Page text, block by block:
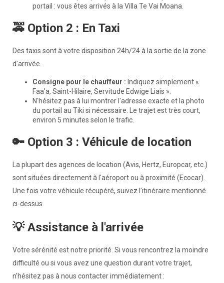
portail : vous êtes arrivés à la Villa Te Vai Moana.
🚕 Option 2 : En Taxi
Des taxis sont à votre disposition 24h/24 à la sortie de la zone
d'arrivée.
Consigne pour le chauffeur : Indiquez simplement «
Faa'a, Saint-Hilaire, Servitude Edwige Liais ».
N'hésitez pas à lui montrer l'adresse exacte et la photo
du portail au Tiki si nécessaire. Le trajet est très court,
environ 5 minutes selon le trafic.
🔑 Option 3 : Véhicule de location
La plupart des agences de location (Avis, Hertz, Europcar, etc.)
sont situées directement à l'aéroport ou à proximité (Ecocar).
Une fois votre véhicule récupéré, suivez l'itinéraire mentionné
ci-dessus.
💡 Assistance à l'arrivée
Votre sérénité est notre priorité. Si vous rencontrez la moindre
difficulté ou si vous avez une question durant votre trajet,
n'hésitez pas à nous contacter immédiatement :